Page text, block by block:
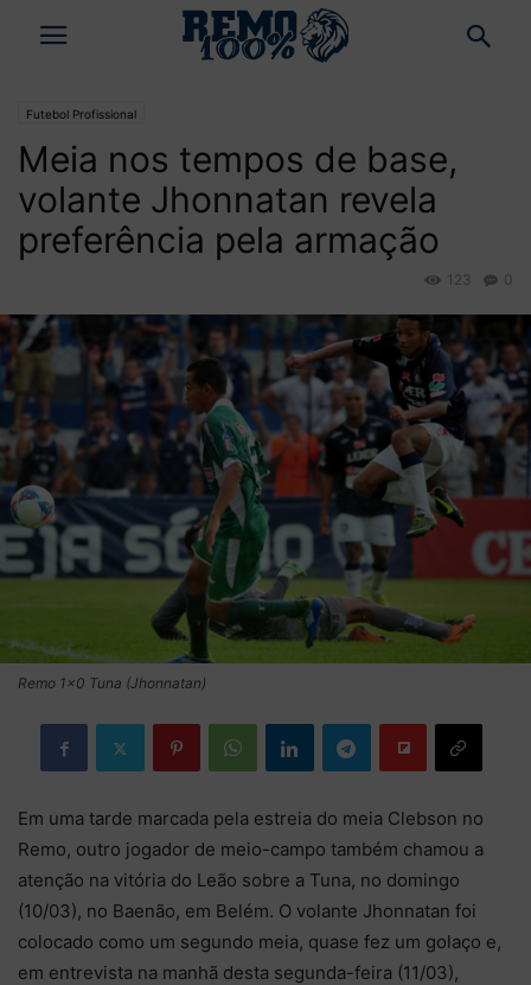
Futebol Profissional
Meia nos tempos de base,
volante Jhonnatan revela
preferência pela armação
0
123
Remo 1x0 Tuna (Jhonnatan)
Em uma tarde marcada pela estreia do meia Clebson no
Remo, outro jogador de meio-campo também chamou a
atenção na vitória do Leão sobre a Tuna, no domingo
(10/03), no Baenão, em Belém. O volante Jhonnatan foi
colocado como um segundo meia, quase fez um golaço e,
em entrevista na manhã desta segunda-feira (11/03),